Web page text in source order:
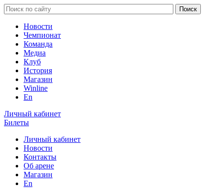
Новости
Чемпионат
Команда
Медиа
Клуб
История
Магазин
Winline
En
Личный кабинет
Билеты
Личный кабинет
Новости
Контакты
Об арене
Магазин
En